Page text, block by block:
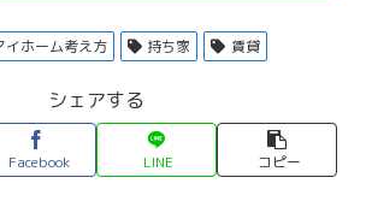
イホーム考え方 持ち家 賃貸
シェアする
Facebook LINE コピー